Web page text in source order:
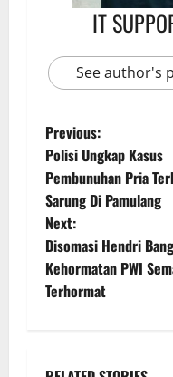
IT
See author's
Previous:
Polisi Ungkap Kasus
Pembunuhan Pria
Sarung Di Pamulang
Next:
Disomasi Hendri
Kehormatan PWI
Terhormat